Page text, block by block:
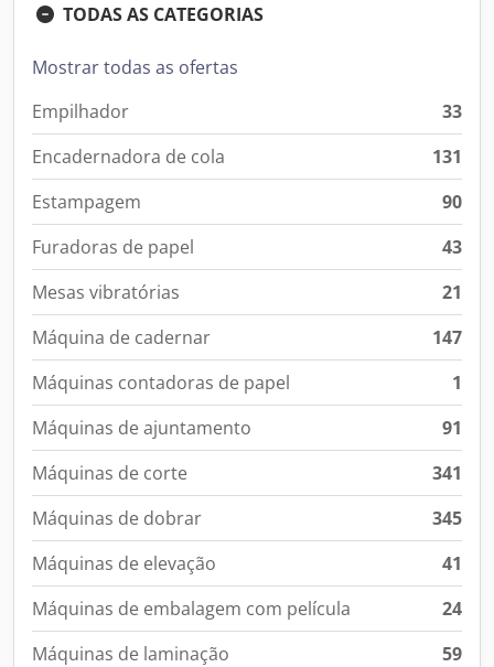
TODAS AS CATEGORIAS
Mostrar todas as ofertas
Empilhador
33
Encadernadora de cola
131
Estampagem
90
Furadoras de papel
43
Mesas vibratórias
21
Máquina de cadernar
147
Máquinas contadoras de papel
1
Máquinas de ajuntamento
91
Máquinas de corte
341
Máquinas de dobrar
345
Máquinas de elevação
41
Máquinas de embalagem com película
24
Máquinas de laminação
59